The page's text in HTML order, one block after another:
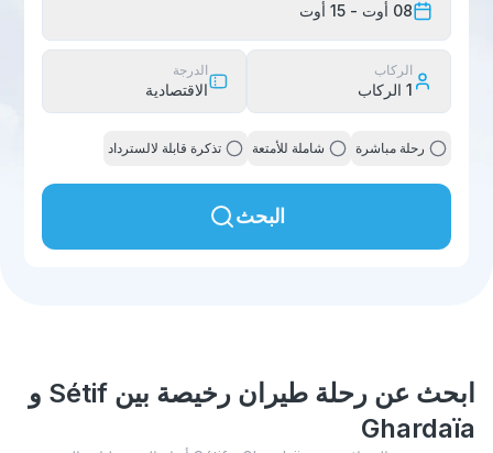
08 أوت - 15 أوت
الركاب
1 الركاب
الدرجة
الاقتصادية
رحلة مباشرة شاملة للأمتعة تذكرة قابلة لالسترداد
البحث
ابحث عن رحلة طيران رخيصة بين Sétif و
Ghardaïa